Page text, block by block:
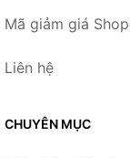
Mã giảm giá
Liên hệ
CHUYÊN MỤC